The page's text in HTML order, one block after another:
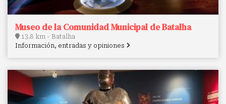
Museo de la Comunidad Municipal de Batalha
13.8 km - Batalha
Información, entradas y opiniones